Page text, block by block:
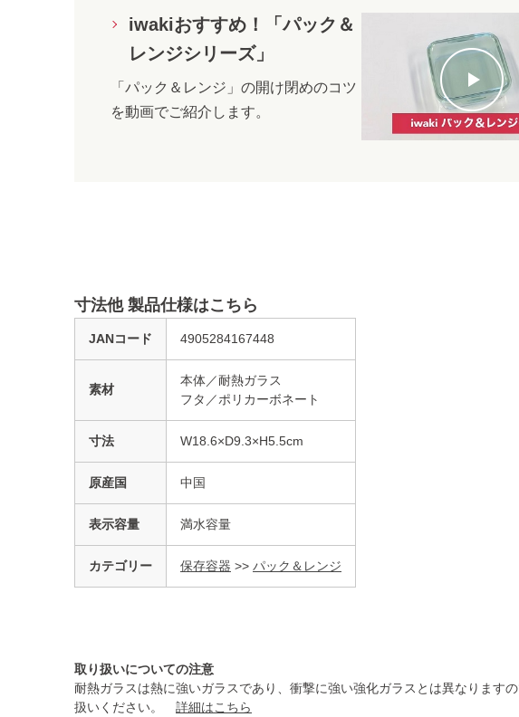
iwakiおすすめ！「パック＆
レンジシリーズ」
「パック＆レンジ」の開け閉めのコツ
を動画でご紹介します。
寸法他 製品仕様はこちら
JANコード 4905284167448
素材
本体／耐熱ガラス
フタ／ポリカーボネート
寸法 W18.6×D9.3×H5.5cm
原産国 中国
表示容量 満水容量
カテゴリー 保存容器 >> パック＆レンジ
取り扱いについての注意
耐熱ガラスは熱に強いガラスであり、衝撃に強い強化ガラスとは異なります
扱いください。 詳細はこちら